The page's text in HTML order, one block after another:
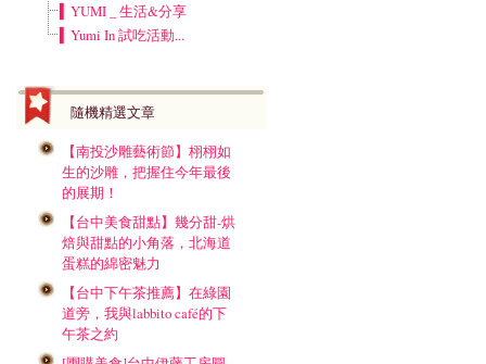
▍YUMI _ 生活&分享
▍Yumi In 試吃活動...
隨機精選文章
【南投沙雕藝術節】栩栩如
生的沙雕，把握住今年最後
的展期！
【台中美食甜點】幾分甜-烘
焙與甜點的小角落，北海道
蛋糕的綿密魅力
【台中下午茶推薦】在綠園
道旁，我與labbito café的下
午茶之約